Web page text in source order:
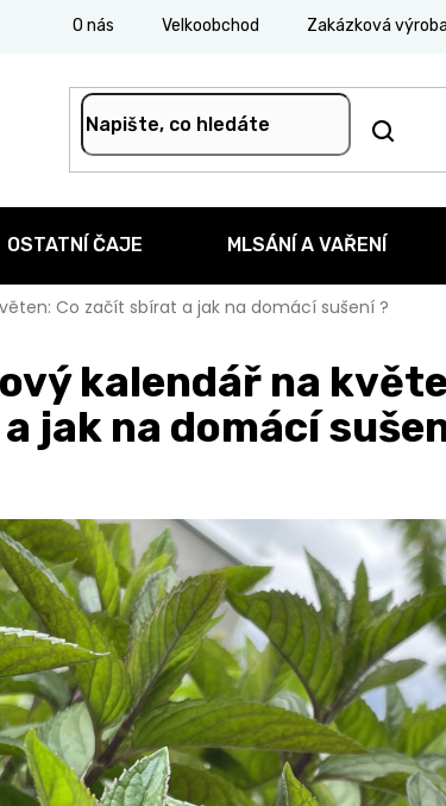
O nás Velkoobchod Zakázková výroba
OSTATNÍ ČAJE MLSÁNÍ A VAŘENÍ
Co začít sbírat a jak na domácí sušení ?
kalendář na
jak na domácí